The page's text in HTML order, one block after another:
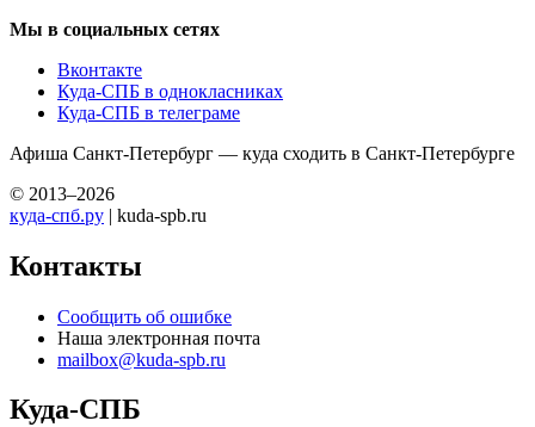
Мы в социальных сетях
Вконтакте
Куда-СПБ в однокласниках
Куда-СПБ в телеграме
Афиша Санкт-Петербург — куда сходить в Санкт-Петербурге
© 2013–2026
куда-спб.ру | kuda-spb.ru
Контакты
Сообщить об ошибке
Наша электронная почта
mailbox@kuda-spb.ru
Куда-СПБ